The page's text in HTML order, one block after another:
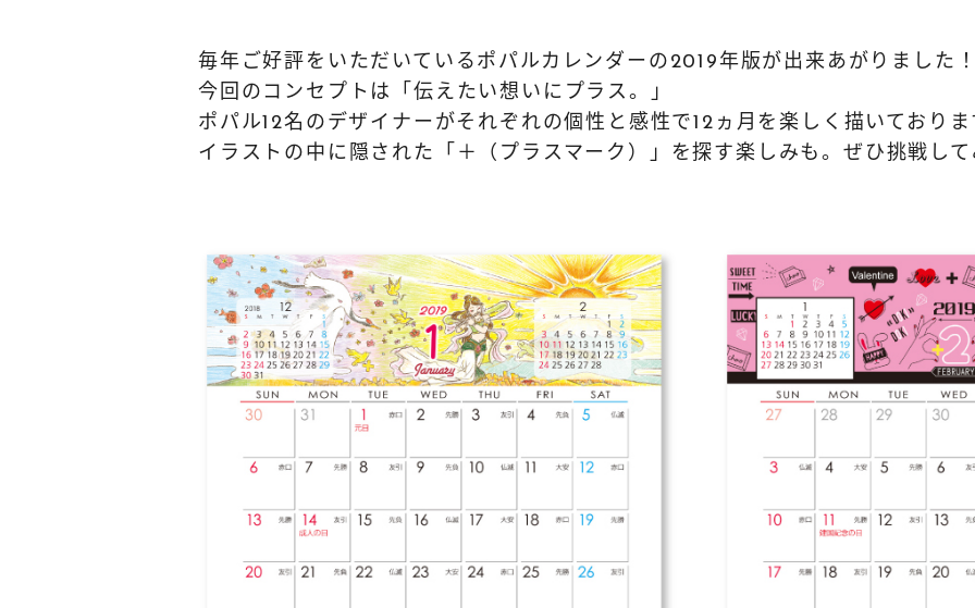
毎年ご好評をいただいているポパルカレンダーの2019年版が出来あがりました
今回のコンセプトは「伝えたい想いにプラス。」
ポパル12名のデザイナーがそれぞれの個性と感性で12ヵ月を楽しく描いておりま
イラストの中に隠された「＋（プラスマーク）」を探す楽しみも。ぜひ挑戦し